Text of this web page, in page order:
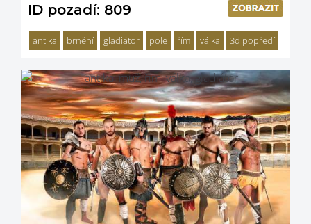
ID pozadí: 809
antika brnění gladiátor pole řím válka 3d popředí